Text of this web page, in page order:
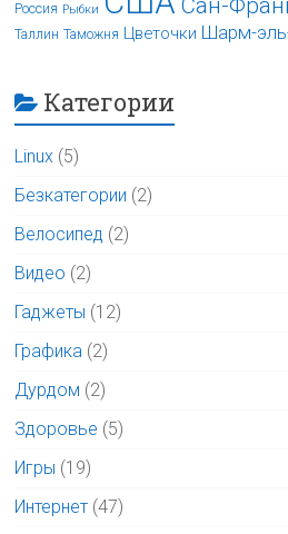
Россия Рыбки Сан-
Таллин Таможня Цветочки Шарм-
Категории
Linux (5)
Безкатегории (2)
Велосипед (2)
Видео (2)
Гаджеты (12)
Графика (2)
Дурдом (2)
Здоровье (5)
Игры (19)
Интернет (47)